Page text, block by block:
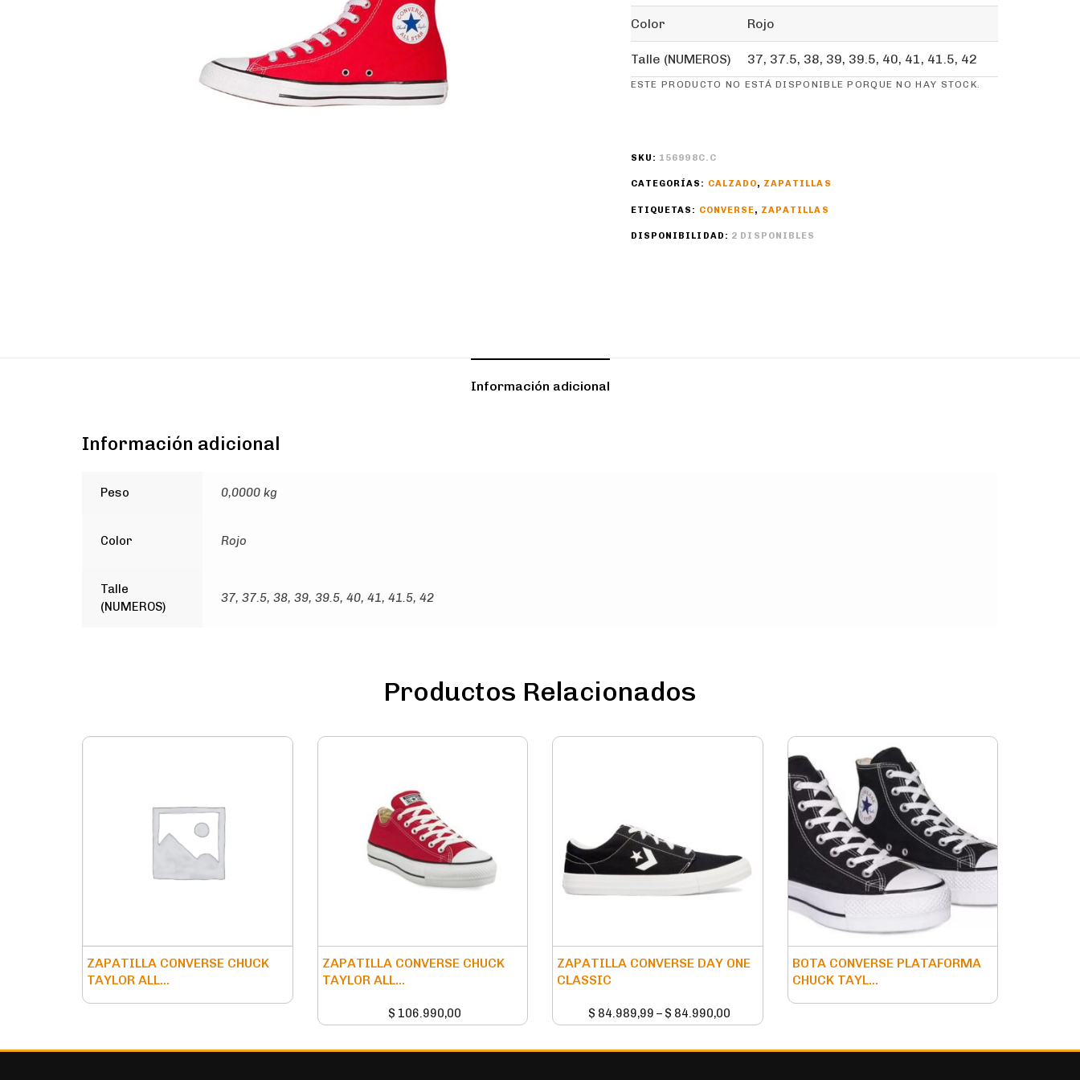
Color Rojo
Talle (NUMEROS) 37, 37.5, 38, 39, 39.5, 40, 41, 41.5, 42
ESTE PRODUCTO NO ESTÁ DISPONIBLE PORQUE NO HAY STOCK.
SKU: 156998C.C
CATEGORÍAS: CALZADO, ZAPATILLAS
ETIQUETAS: CONVERSE, ZAPATILLAS
DISPONIBILIDAD: 2 DISPONIBLES
Información adicional
Información adicional
Peso 0,0000 kg
Color Rojo
Talle
(NUMEROS)
37, 37.5, 38, 39, 39.5, 40, 41, 41.5, 42
Productos Relacionados
ZAPATILLA CONVERSE CHUCK
TAYLOR ALL...
ZAPATILLA CONVERSE CHUCK
TAYLOR ALL...
$ 106.990,00
ZAPATILLA CONVERSE DAY ONE
CLASSIC
$ 84.989,99 – $ 84.990,00
BOTA CONVERSE PLATAFORMA
CHUCK TAYL...